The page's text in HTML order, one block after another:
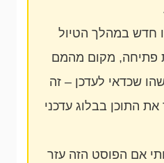
חדש במהלך הטיול
פתיחה, מקום מהמם
שכדאי לעדכן – זה
התוכן בבלוג עדכני
אם הפוסט הזה עזר